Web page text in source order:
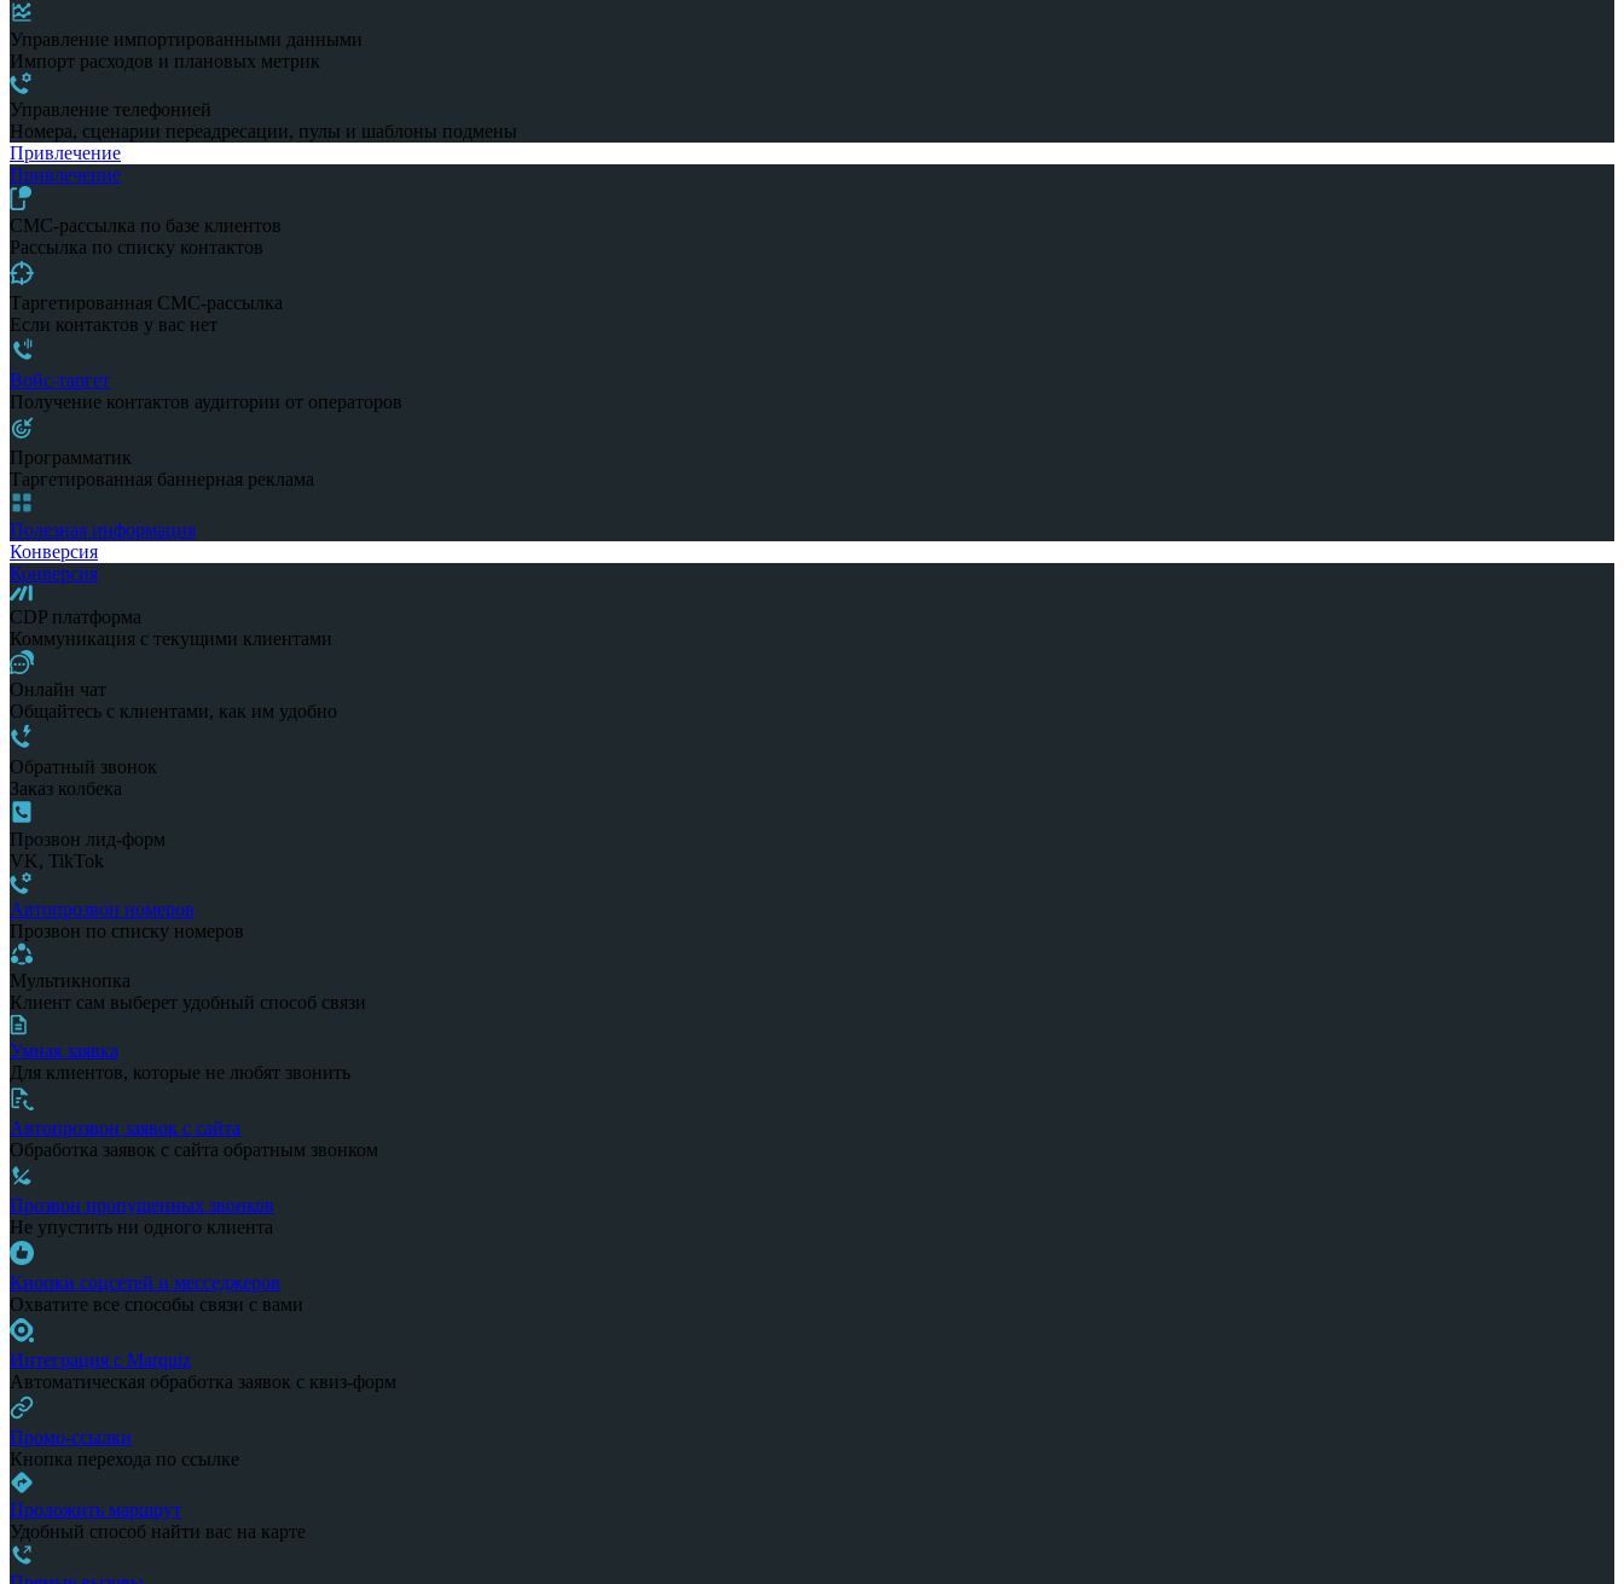
Управление импортированными данными
Импорт расходов и плановых метрик
Управление телефонией
Номера, сценарии переадресации, пулы и шаблоны подмены
Привлечение
Привлечение
СМС-рассылка по базе клиентов
Рассылка по списку контактов
Таргетированная СМС-рассылка
Если контактов у вас нет
Войс-таргет
Получение контактов аудитории от операторов
Программатик
Таргетированная баннерная реклама
Полезная информация
Конверсия
Конверсия
CDP платформа
Коммуникация с текущими клиентами
Онлайн чат
Общайтесь с клиентами, как им удобно
Обратный звонок
Заказ колбека
Прозвон лид-форм
VK, TikTok
Автопрозвон номеров
Прозвон по списку номеров
Мультикнопка
Клиент сам выберет удобный способ связи
Умная заявка
Для клиентов, которые не любят звонить
Автопрозвон заявок с сайта
Обработка заявок с сайта обратным звонком
Прозвон пропущенных звонков
Не упустить ни одного клиента
Кнопки соцсетей и месседжеров
Охватите все способы связи с вами
Интеграция с Marquiz
Автоматическая обработка заявок с квиз-форм
Промо-ссылки
Кнопка перехода по ссылке
Проложить маршрут
Удобный способ найти вас на карте